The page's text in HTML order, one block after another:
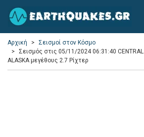
Αρχική
Σεισμοί στον Κόσμο
Σεισμός στις 05/11/2024 06:31:40 CENTRAL
ALASKA μεγέθους 2.7 Ρίχτερ